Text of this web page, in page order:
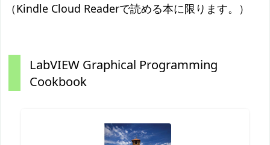
（Kindle Cloud Readerで読める本に限ります。）
LabVIEW Graphical Programming
Cookbook